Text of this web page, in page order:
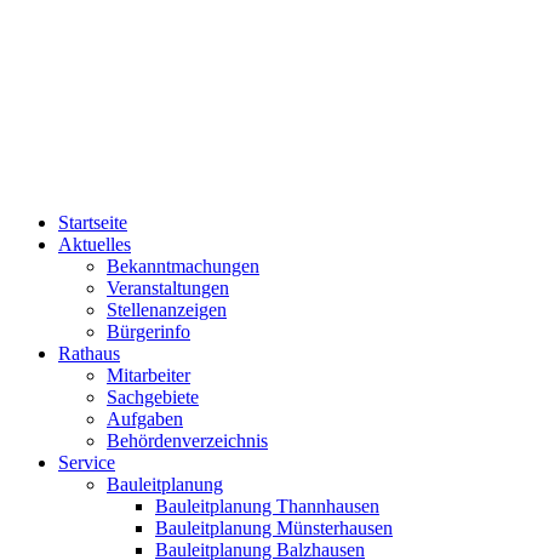
Startseite
Aktuelles
Bekanntmachungen
Veranstaltungen
Stellenanzeigen
Bürgerinfo
Rathaus
Mitarbeiter
Sachgebiete
Aufgaben
Behördenverzeichnis
Service
Bauleitplanung
Bauleitplanung Thannhausen
Bauleitplanung Münsterhausen
Bauleitplanung Balzhausen